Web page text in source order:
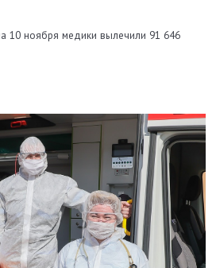
10 ноября медики вылечили 91 646